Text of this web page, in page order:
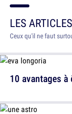
LES ARTICLES
Ceux qu'il ne faut
10 avantages